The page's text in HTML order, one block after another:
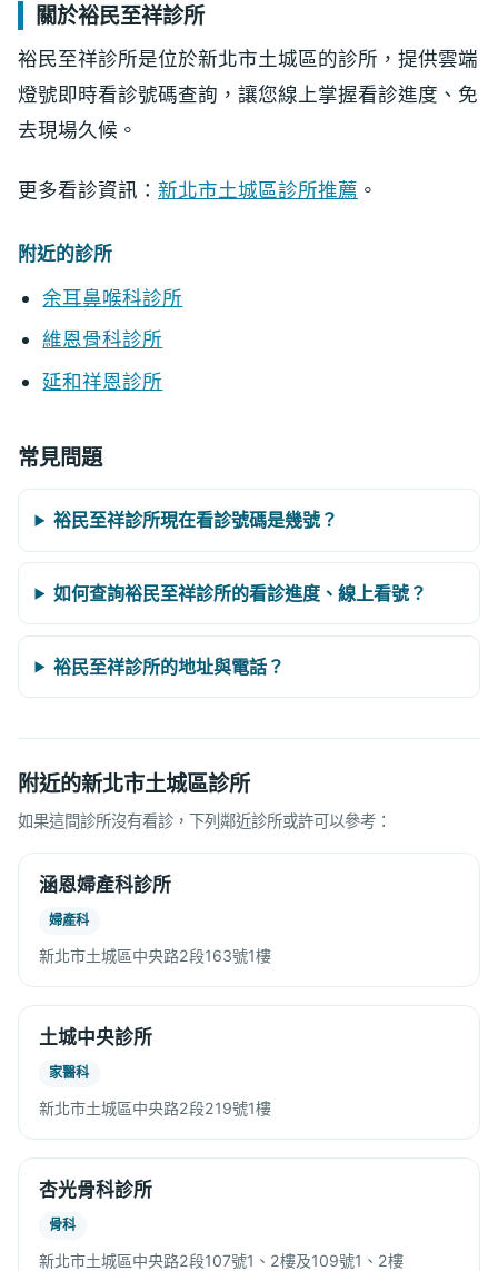
關於裕民至祥診所
裕民至祥診所是位於新北市土城區的診所，提供雲端
燈號即時看診號碼查詢，讓您線上掌握看診進度、免
去現場久候。
更多看診資訊： 新北市土城區診所推薦 。
附近的診所
余耳鼻喉科診所
維恩骨科診所
延和祥恩診所
常見問題
裕民至祥診所現在看診號碼是幾號？
如何查詢裕民至祥診所的看診進度、線上看號？
裕民至祥診所的地址與電話？
附近的新北市土城區診所
如果這間診所沒有看診，下列鄰近診所或許可以參考：
涵恩婦產科診所
婦產科
新北市土城區中央路2段163號1樓
土城中央診所
家醫科
新北市土城區中央路2段219號1樓
杏光骨科診所
骨科
新北市土城區中央路2段107號1、2樓及109號1、2樓